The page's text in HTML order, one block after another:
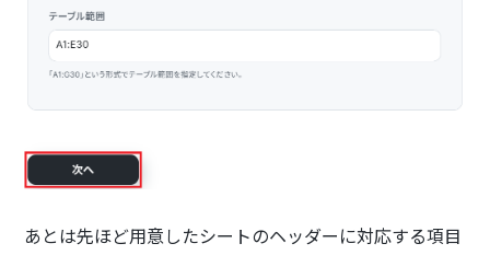
あとは先ほど用意したシートのヘッダーに対応する項目